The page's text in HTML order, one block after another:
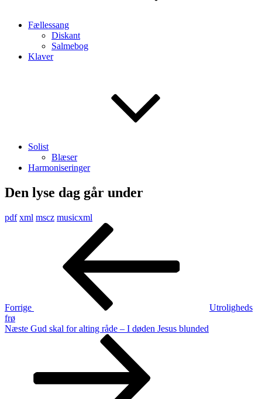
Fællessang
Diskant
Salmebog
Klaver
Solist
Blæser
Harmoniseringer
Den lyse dag går under
pdf xml mscz musicxml
Indlægsnavigation
Forrige
Utroligheds
frø
Næste
Næste Gud skal for alting råde – I døden Jesus blunded